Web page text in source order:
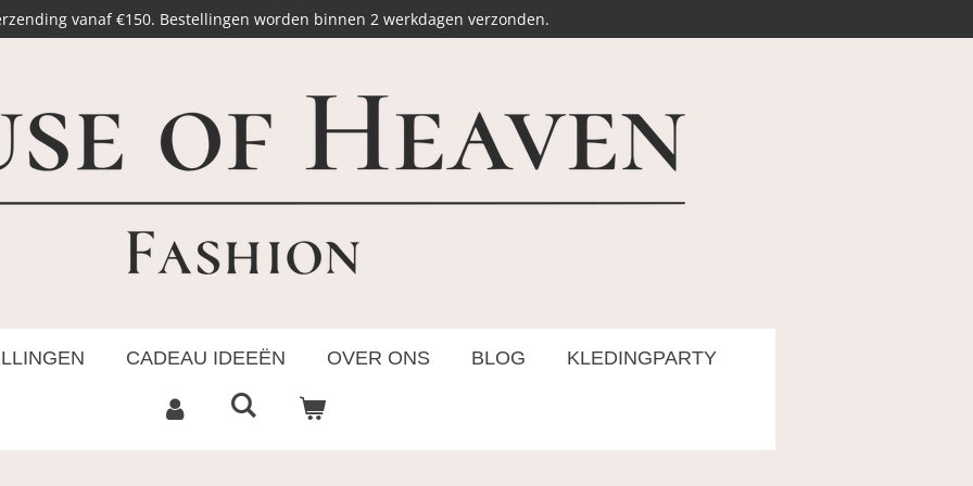
vanaf €150. Bestellingen worden binnen 2 werkdagen verzonden.
CADEAU IDEEËN OVER ONS BLOG KLEDINGPARTY